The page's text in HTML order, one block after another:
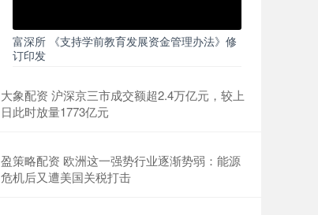
富深所 《支持学前教育发展资金管理办法》修
订印发
大象配资 沪深京三市成交额超2.4万亿元，较上
日此时放量1773亿元
盈策略配资 欧洲这一强势行业逐渐势弱：能源
危机后又遭美国关税打击